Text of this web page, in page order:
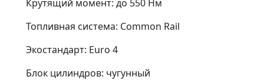
Крутящий момент: до 550 Нм
Топливная система: Common Rail
Экостандарт: Euro 4
Блок цилиндров: чугунный